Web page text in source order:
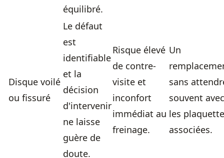
équilibré.
Disque voilé
ou fissuré
Le défaut
est
identifiable
et la
décision
d'intervenir
ne laisse
guère de
doute.
Risque élevé
de contre-
visite et
inconfort
immédiat au
freinage.
Un
sans
souvent avec
les
associées.